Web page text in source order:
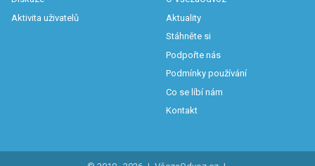
Aktivita uživatelů
Aktuality
Stáhněte si
Podpořte nás
Podmínky používání
Co se líbí nám
Kontakt